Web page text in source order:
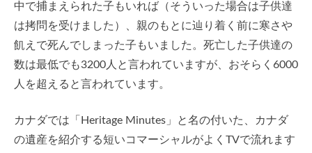
中で捕まえられた子もいれば（そういった場合は子供達
は拷問を受けました）、親のもとに辿り着く前に寒さや
飢えで死んでしまった子もいました。死亡した子供達の
数は最低でも3200人と言われていますが、おそらく6000
人を超えると言われています。
カナダでは「Heritage Minutes」と名の付いた、カナダ
の遺産を紹介する短いコマーシャルがよくTVで流れます